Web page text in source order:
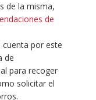
de la misma,
de
cuenta por este
de
para recoger
solicitar el